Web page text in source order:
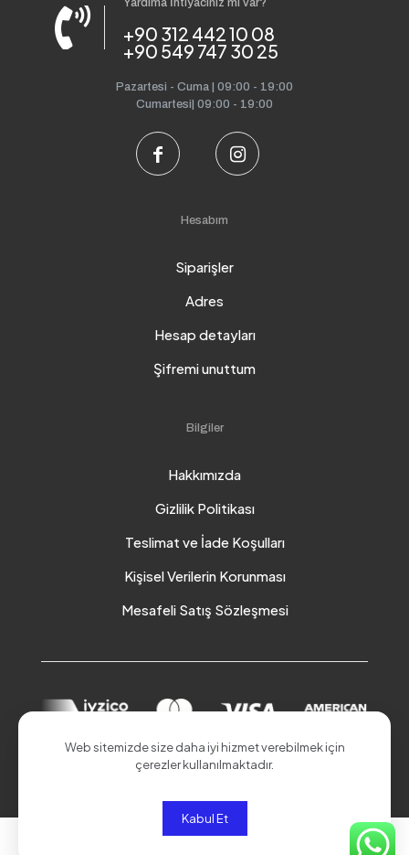
Yardıma İhtiyacınız mı var?
+90 312 442 10 08
+90 549 747 30 25
Pazartesi - Cuma | 09:00 - 19:00
Cumartesi| 09:00 - 19:00
Hesabım
Siparişler
Adres
Hesap detayları
Şifremi unuttum
Bilgiler
Hakkımızda
Gizlilik Politikası
Teslimat ve İade Koşulları
Kişisel Verilerin Korunması
Mesafeli Satış Sözleşmesi
© 2026 Akduman Online | Tüm Hakları Saklıdır.
0
Web sitemizde size daha iyi hizmet verebilmek için
çerezler kullanılmaktadır.
Kabul Et